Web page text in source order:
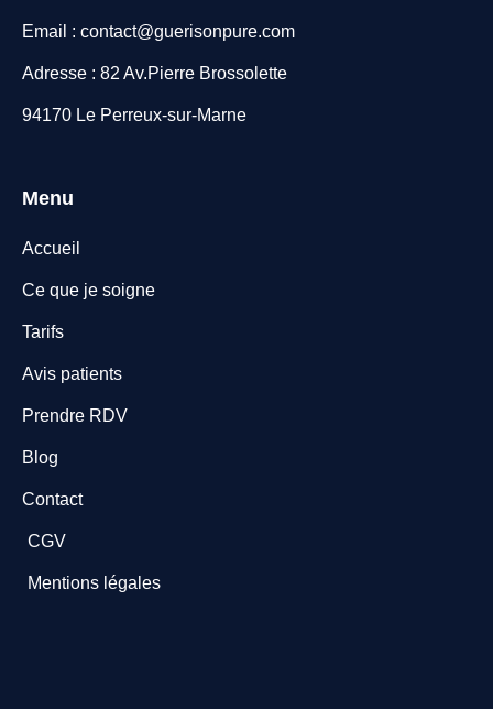
Email : contact@guerisonpure.com
Adresse : 82 Av.Pierre Brossolette
94170 Le Perreux-sur-Marne
Menu
Accueil
Ce que je soigne
Tarifs
Avis patients
Prendre RDV
Blog
Contact
CGV
Mentions légales